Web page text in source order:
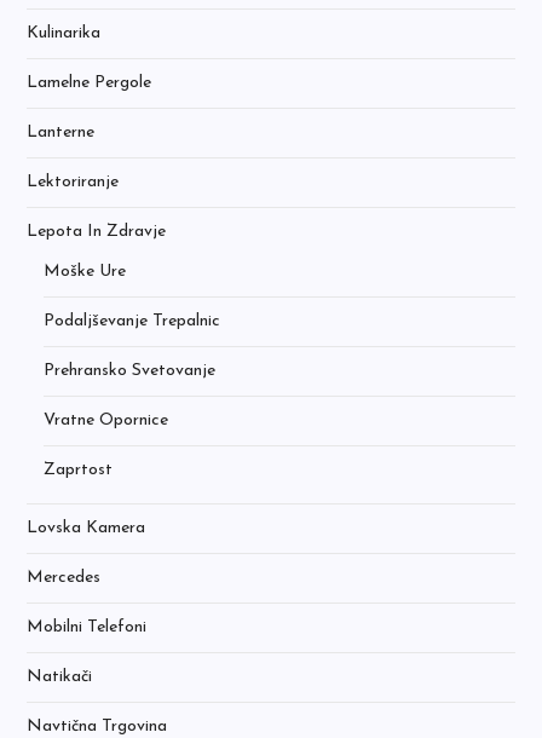
Kulinarika
Lamelne Pergole
Lanterne
Lektoriranje
Lepota In Zdravje
Moške Ure
Podaljševanje Trepalnic
Prehransko Svetovanje
Vratne Opornice
Zaprtost
Lovska Kamera
Mercedes
Mobilni Telefoni
Natikači
Navtična Trgovina